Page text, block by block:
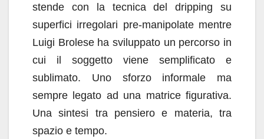
stende con la tecnica del dripping su
superfici irregolari pre-manipolate mentre
Luigi Brolese ha sviluppato un percorso in
cui il soggetto viene semplificato e
sublimato. Uno sforzo informale ma
sempre legato ad una matrice figurativa.
Una sintesi tra pensiero e materia, tra
spazio e tempo.